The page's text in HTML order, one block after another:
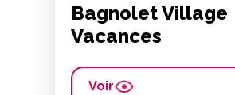
Bagnolet Village
Vacances
Voir